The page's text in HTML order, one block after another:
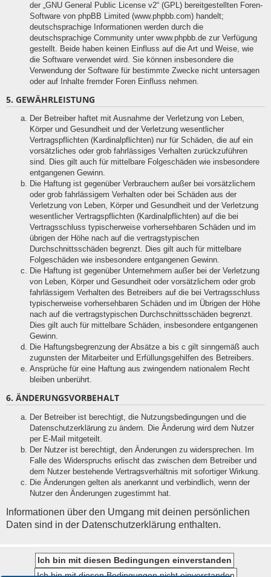
der „GNU General Public License v2“ (GPL) bereitgestellten Foren-
Software von phpBB Limited (www.phpbb.com) handelt;
deutschsprachige Informationen werden durch die
deutschsprachige Community unter www.phpbb.de zur Verfügung
gestellt. Beide haben keinen Einfluss auf die Art und Weise, wie
die Software verwendet wird. Sie können insbesondere die
Verwendung der Software für bestimmte Zwecke nicht untersagen
oder auf Inhalte fremder Foren Einfluss nehmen.
5. GEWÄHRLEISTUNG
Der Betreiber haftet mit Ausnahme der Verletzung von Leben,
Körper und Gesundheit und der Verletzung wesentlicher
Vertragspflichten (Kardinalpflichten) nur für Schäden, die auf ein
vorsätzliches oder grob fahrlässiges Verhalten zurückzuführen
sind. Dies gilt auch für mittelbare Folgeschäden wie insbesondere
entgangenen Gewinn.
Die Haftung ist gegenüber Verbrauchern außer bei vorsätzlichem
oder grob fahrlässigem Verhalten oder bei Schäden aus der
Verletzung von Leben, Körper und Gesundheit und der Verletzung
wesentlicher Vertragspflichten (Kardinalpflichten) auf die bei
Vertragsschluss typischerweise vorhersehbaren Schäden und im
übrigen der Höhe nach auf die vertragstypischen
Durchschnittsschäden begrenzt. Dies gilt auch für mittelbare
Folgeschäden wie insbesondere entgangenen Gewinn.
Die Haftung ist gegenüber Unternehmern außer bei der Verletzung
von Leben, Körper und Gesundheit oder vorsätzlichem oder grob
fahrlässigem Verhalten des Betreibers auf die bei Vertragsschluss
typischerweise vorhersehbaren Schäden und im Übrigen der Höhe
nach auf die vertragstypischen Durchschnittsschäden begrenzt.
Dies gilt auch für mittelbare Schäden, insbesondere entgangenen
Gewinn.
Die Haftungsbegrenzung der Absätze a bis c gilt sinngemäß auch
zugunsten der Mitarbeiter und Erfüllungsgehilfen des Betreibers.
Ansprüche für eine Haftung aus zwingendem nationalem Recht
bleiben unberührt.
6. ÄNDERUNGSVORBEHALT
Der Betreiber ist berechtigt, die Nutzungsbedingungen und die
Datenschutzerklärung zu ändern. Die Änderung wird dem Nutzer
per E-Mail mitgeteilt.
Der Nutzer ist berechtigt, den Änderungen zu widersprechen. Im
Falle des Widerspruchs erlischt das zwischen dem Betreiber und
dem Nutzer bestehende Vertragsverhältnis mit sofortiger Wirkung.
Die Änderungen gelten als anerkannt und verbindlich, wenn der
Nutzer den Änderungen zugestimmt hat.
Informationen über den Umgang mit deinen persönlichen
Daten sind in der Datenschutzerklärung enthalten.